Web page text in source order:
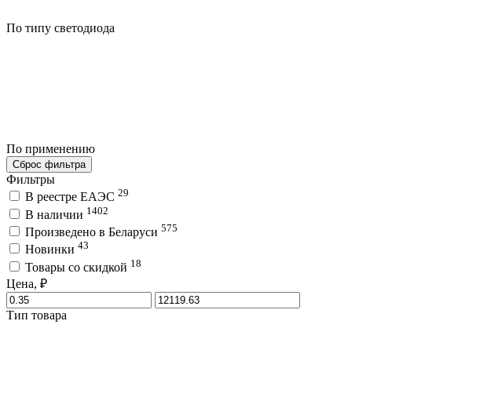
По типу светодиода
По применению
Сброс фильтра
Фильтры
В реестре ЕАЭС 29
В наличии 1402
Произведено в Беларуси 575
Новинки 43
Товары со скидкой 18
Цена, ₽
Тип товара